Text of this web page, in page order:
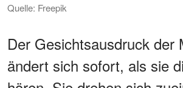
Quelle: Freepik
Der Gesichtsausdruck der
ändert sich sofort, als sie